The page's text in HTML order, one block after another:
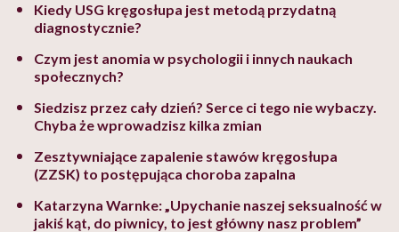
Kiedy USG kręgosłupa jest metodą przydatną
diagnostycznie?
Czym jest anomia w psychologii i innych naukach
społecznych?
Siedzisz przez cały dzień? Serce ci tego nie wybaczy.
Chyba że wprowadzisz kilka zmian
Zesztywniające zapalenie stawów kręgosłupa
(ZZSK) to postępująca choroba zapalna
Katarzyna Warnke: „Upychanie naszej seksualność w
jakiś kąt, do piwnicy, to jest główny nasz problem”